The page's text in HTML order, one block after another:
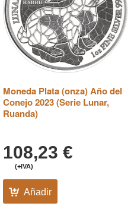
Moneda Plata (onza) Año del
Conejo 2023 (Serie Lunar,
Ruanda)
108,23 €
(+IVA)
Añadir